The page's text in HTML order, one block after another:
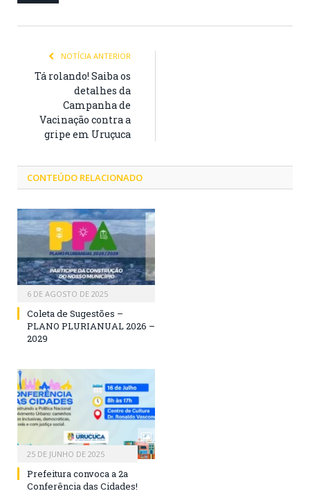
NOTÍCIA ANTERIOR
Tá rolando! Saiba os
detalhes da
Campanha de
Vacinação contra a
gripe em Uruçuca
CONTEÚDO RELACIONADO
6 DE AGOSTO DE 2025
Coleta de Sugestões –
PLANO PLURIANUAL 2026 –
2029
25 DE JUNHO DE 2025
Prefeitura convoca a 2a
Conferência das Cidades!